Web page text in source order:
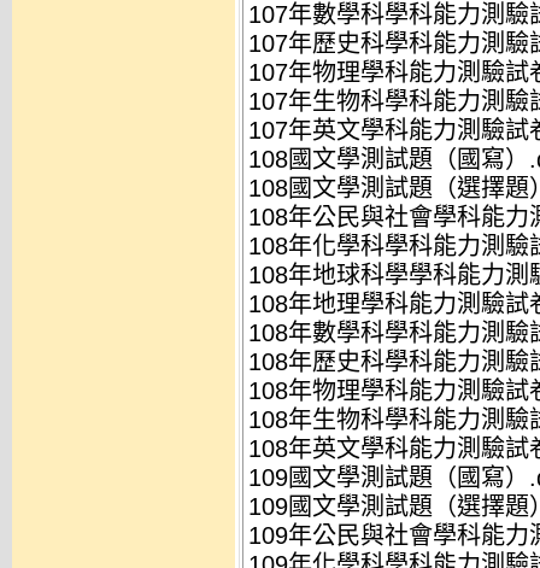
107年數學科學科能力測驗
107年歷史科學科能力測驗
107年物理學科能力測驗試
107年生物科學科能力測驗
107年英文學科能力測驗試
108國文學測試題（國寫）
108國文學測試題（選擇題
108年公民與社會學科能力
108年化學科學科能力測驗
108年地球科學學科能力測
108年地理學科能力測驗試
108年數學科學科能力測驗
108年歷史科學科能力測驗
108年物理學科能力測驗試
108年生物科學科能力測驗
108年英文學科能力測驗試
109國文學測試題（國寫）
109國文學測試題（選擇題
109年公民與社會學科能力